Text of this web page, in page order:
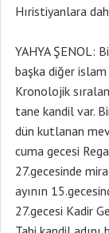
Hıristiyanlara
YAHYA ŞENOL:
başka diğer
Kronolojik
tane kandil var.
dün kutlanan
cuma gecesi
27.gecesinde
ayının
27.gecesi Kadir